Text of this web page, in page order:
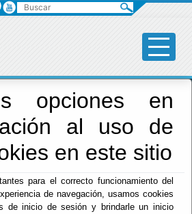
opciones en
al uso de
en este sitio
para el correcto funcionamiento del
de navegación, usamos cookies
de inicio de sesión y brindarle un inicio
Menú Diputación
Nosotros
Buscar